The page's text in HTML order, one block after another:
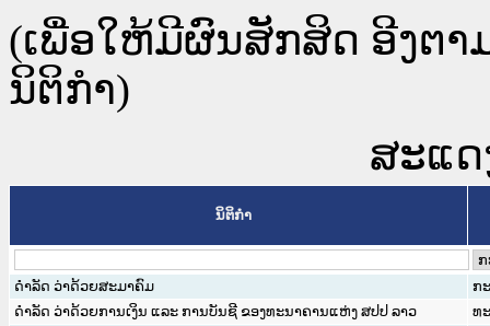
(ເພື່ອໃຫ້ມີຜົນສັກສິດ ອີງຕ
ນິຕິກໍາ)
ສະແດ
ນິຕິກໍາ
ດຳລັດ ວ່າດ້ວຍສະມາຄົມ
ກ
ດໍາລັດ ວ່າດ້ວຍການເງິນ ແລະ ການບັນຊີ ຂອງທະນາຄານແຫ່ງ ສປປ ລາວ
ທ